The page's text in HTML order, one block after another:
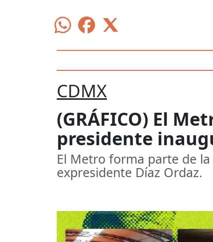
CDMX
(GRÁFICO) El
presidente
El Metro forma parte de
expresidente Díaz Ordaz.